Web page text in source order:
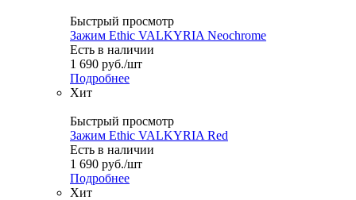
Быстрый просмотр
Зажим Ethic VALKYRIA Neochrome
Есть в наличии
1 690 руб./шт
Подробнее
Хит
Быстрый просмотр
Зажим Ethic VALKYRIA Red
Есть в наличии
1 690 руб./шт
Подробнее
Хит